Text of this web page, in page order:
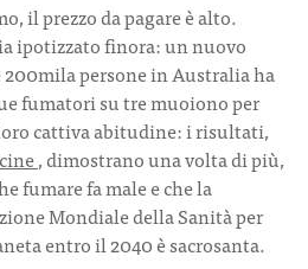
il prezzo da pagare è alto.
ipotizzato finora: un nuovo
persone in Australia ha
fumatori su tre muoiono per
cattiva abitudine: i risultati,
, dimostrano una volta di più,
fumare fa male e che la
Mondiale della Sanità per
entro il 2040 è sacrosanta.